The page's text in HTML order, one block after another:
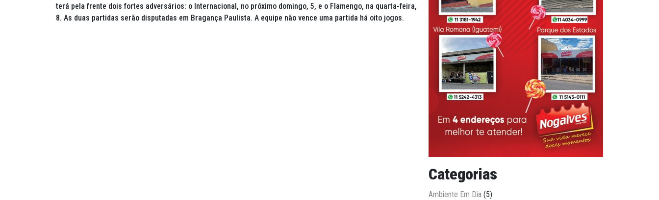
terá pela frente dois fortes adversários: o Internacional, no próximo domingo, 5, e o Flamengo, na quarta-feira,
8. As duas partidas serão disputadas em Bragança Paulista. A equipe não vence uma partida há oito jogos.
Categorias
Ambiente Em Dia (5)